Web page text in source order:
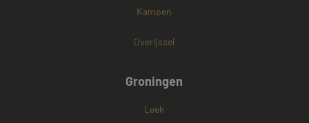
Kampen
Overijssel
Groningen
Leek